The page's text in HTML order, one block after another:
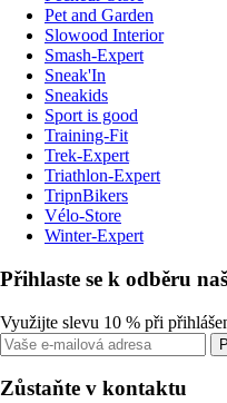
Pet and Garden
Slowood Interior
Smash-Expert
Sneak'In
Sneakids
Sport is good
Training-Fit
Trek-Expert
Triathlon-Expert
TripnBikers
Vélo-Store
Winter-Expert
Přihlaste se k odběru
Využijte slevu 10 % při
Zůstaňte v kontaktu